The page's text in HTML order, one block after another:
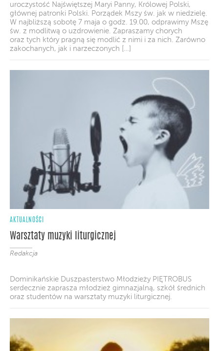
uroczystość Najświętszej Maryi Panny, Królowej Polski,
głównej patronki Polski. Porządek Mszy św. jak w niedzielę.
W najbliższą sobotę 7 maja o godz. 19.00, odprawimy Mszę
św. z modlitwą o uzdrowienie. Zapraszamy chorych
oraz tych który pragną się modlić z nimi i za nich. Zarówno
zakochanych, jak i narzeczonych […]
AKTUALNOŚCI
Warsztaty muzyki liturgicznej
Redakcja
Dominikańskie Duszpasterstwo Młodzieży PIĘTROBUS
serdecznie zaprasza młodzież gimnazjalną, szkół średnich
oraz studentów na warsztaty muzyki liturgicznej.